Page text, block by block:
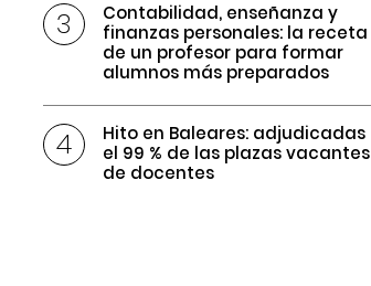
Contabilidad, enseñanza y
finanzas personales: la receta
de un profesor para formar
alumnos más preparados
Hito en Baleares: adjudicadas
el 99 % de las plazas vacantes
de docentes